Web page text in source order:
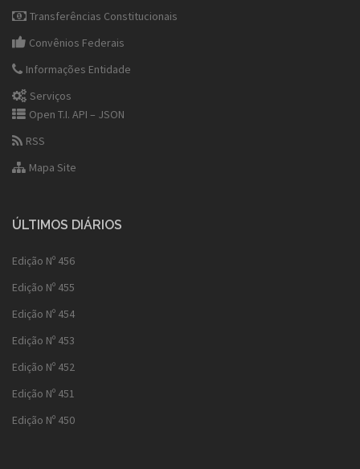
Transferências Constitucionais
Convênios Federais
Informações Entidade
Serviços
Open T.I. API – JSON
RSS
Mapa Site
ÚLTIMOS DIÁRIOS
Edição Nº 456
Edição Nº 455
Edição Nº 454
Edição Nº 453
Edição Nº 452
Edição Nº 451
Edição Nº 450